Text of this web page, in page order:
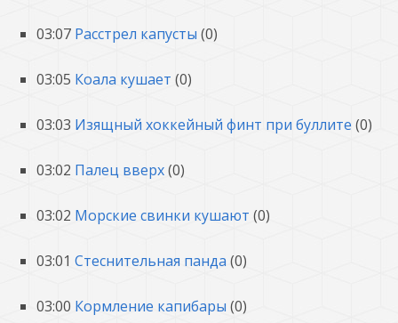
03:07 Расстрел капусты (0)
03:05 Коала кушает (0)
03:03 Изящный хоккейный финт при буллите (0)
03:02 Палец вверх(0)
03:02 Морские свинки кушают (0)
03:01 Стеснительная панда (0)
03:00 Кормление капибары (0)